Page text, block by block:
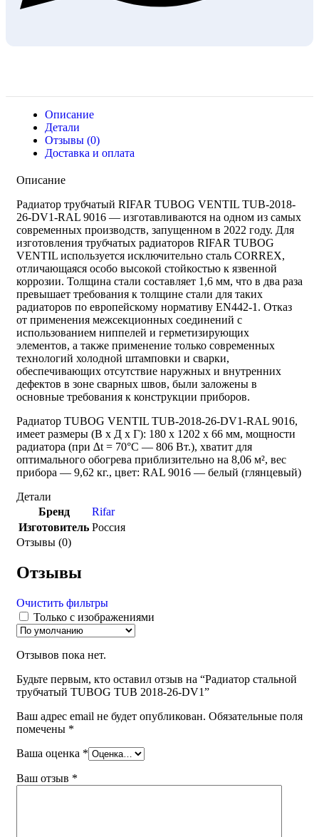
Описание
Детали
Отзывы (0)
Доставка и оплата
Описание
Радиатор трубчатый RIFAR TUBOG VENTIL TUB-2018-
26-DV1-RAL 9016 — изготавливаются на одном из самых
современных производств, запущенном в 2022 году. Для
изготовления трубчатых радиаторов RIFAR TUBOG
VENTIL используется исключительно сталь CORREX,
отличающаяся особо высокой стойкостью к язвенной
коррозии. Толщина стали составляет 1,6 мм, что в два раза
превышает требования к толщине стали для таких
радиаторов по европейскому нормативу EN442-1. Отказ
от применения межсекционных соединений с
использованием ниппелей и герметизирующих
элементов, а также применение только современных
технологий холодной штамповки и сварки,
обеспечивающих отсутствие наружных и внутренних
дефектов в зоне сварных швов, были заложены в
основные требования к конструкции приборов.
Радиатор TUBOG VENTIL TUB-2018-26-DV1-RAL 9016,
имеет размеры (В x Д x Г): 180 х 1202 х 66 мм, мощности
радиатора (при ∆t = 70°C — 806 Вт.), хватит для
оптимального обогрева приблизительно на 8,06 м², вес
прибора — 9,62 кг., цвет: RAL 9016 — белый (глянцевый)
Детали
Бренд
Rifar
Изготовитель Россия
Отзывы (0)
Отзывы
Очистить фильтры
Только с изображениями
Отзывов пока нет.
Будьте первым, кто оставил отзыв на “Радиатор стальной
трубчатый TUBOG TUB 2018-26-DV1”
Ваш адрес email не будет опубликован. Обязательные поля
помечены *
Ваша оценка *
Ваш отзыв *